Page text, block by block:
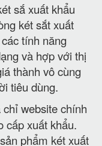
sắ xuất khẩu
két sắt xuất
tính năng
và hợp với thị
thành vô cùng
tiêu dùng.
chỉ website chính
cấp xuất khẩu.
phẩm két xuất